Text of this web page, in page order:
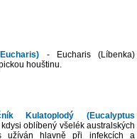
- Eucharis (Líbenka)
houštinu.
Kulatoplodý (Eucalyptus
oblíbený všelék australských
užíván hlavně při infekcích a